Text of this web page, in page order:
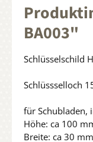
BA003"
Schlüsselschild
Schlüssselloch
für Schubladen,
Höhe: ca 100
Breite: ca 30 mm